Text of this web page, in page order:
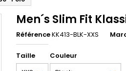
Men´s Slim Fit
RéférenceKK413-BLK-XXS
Taille Couleur